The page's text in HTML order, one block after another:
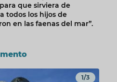
que sirviera de
todos los hijos de
en las faenas del mar”.
1/3